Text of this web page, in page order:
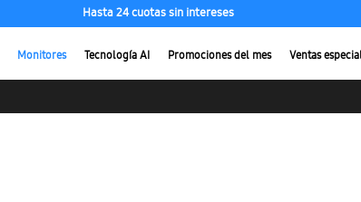
Hasta 24 cuotas sin intereses
Monitores Tecnología AI Promociones del mes Ventas